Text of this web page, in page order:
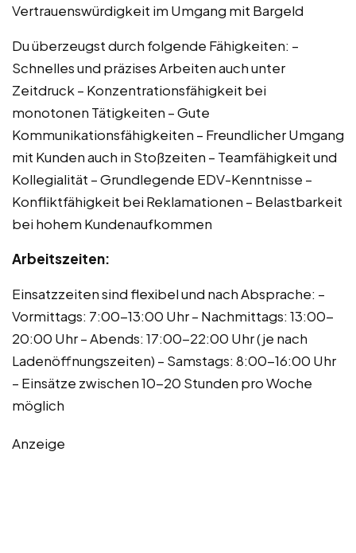
Vertrauenswürdigkeit im Umgang mit Bargeld
Du überzeugst durch folgende Fähigkeiten: –
Schnelles und präzises Arbeiten auch unter
Zeitdruck – Konzentrationsfähigkeit bei
monotonen Tätigkeiten – Gute
Kommunikationsfähigkeiten – Freundlicher Umgang
mit Kunden auch in Stoßzeiten – Teamfähigkeit und
Kollegialität – Grundlegende EDV-Kenntnisse –
Konfliktfähigkeit bei Reklamationen – Belastbarkeit
bei hohem Kundenaufkommen
Arbeitszeiten:
Einsatzzeiten sind flexibel und nach Absprache: –
Vormittags: 7:00-13:00 Uhr – Nachmittags: 13:00-
20:00 Uhr – Abends: 17:00-22:00 Uhr (je nach
Ladenöffnungszeiten) – Samstags: 8:00-16:00 Uhr
– Einsätze zwischen 10-20 Stunden pro Woche
möglich
Anzeige